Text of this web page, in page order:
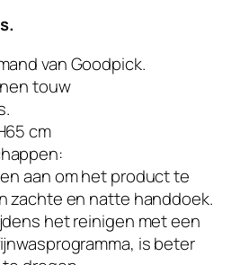
van Goodpick.
touw
cm
aan om het product te
zachte en natte handdoek.
het reinigen met een
is beter